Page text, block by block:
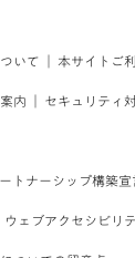
いて 本サイトご
内 セキュリティ
トナーシップ構築宣
ウェブアクセシビリ